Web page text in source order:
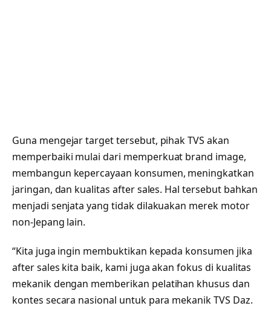
Guna mengejar target tersebut, pihak TVS akan
memperbaiki mulai dari memperkuat brand image,
membangun kepercayaan konsumen, meningkatkan
jaringan, dan kualitas after sales. Hal tersebut bahkan
menjadi senjata yang tidak dilakuakan merek motor
non-Jepang lain.
“Kita juga ingin membuktikan kepada konsumen jika
after sales kita baik, kami juga akan fokus di kualitas
mekanik dengan memberikan pelatihan khusus dan
kontes secara nasional untuk para mekanik TVS Daz.